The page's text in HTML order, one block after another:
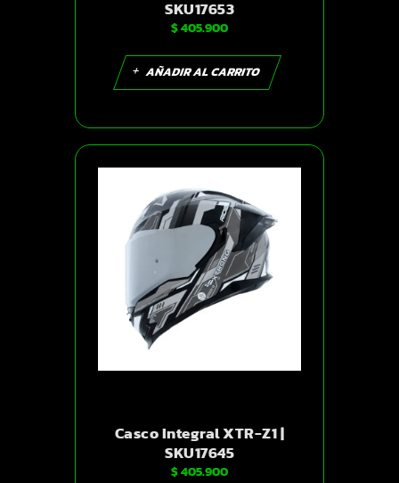
SKU17653
$ 405.900
AÑADIR AL CARRITO
Casco Integral XTR-Z1 |
SKU17645
$ 405.900